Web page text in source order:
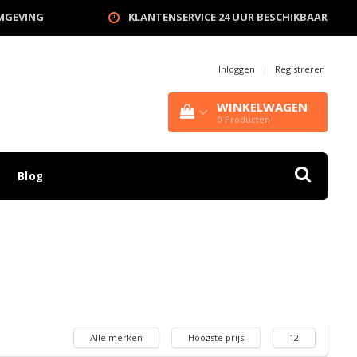
KLANTENSERVICE 24 UUR BESCHIKBAAR
Inloggen | Registreren
WINKELWAGEN
0 Producten
Blog
Alle merken Hoogste prijs 12